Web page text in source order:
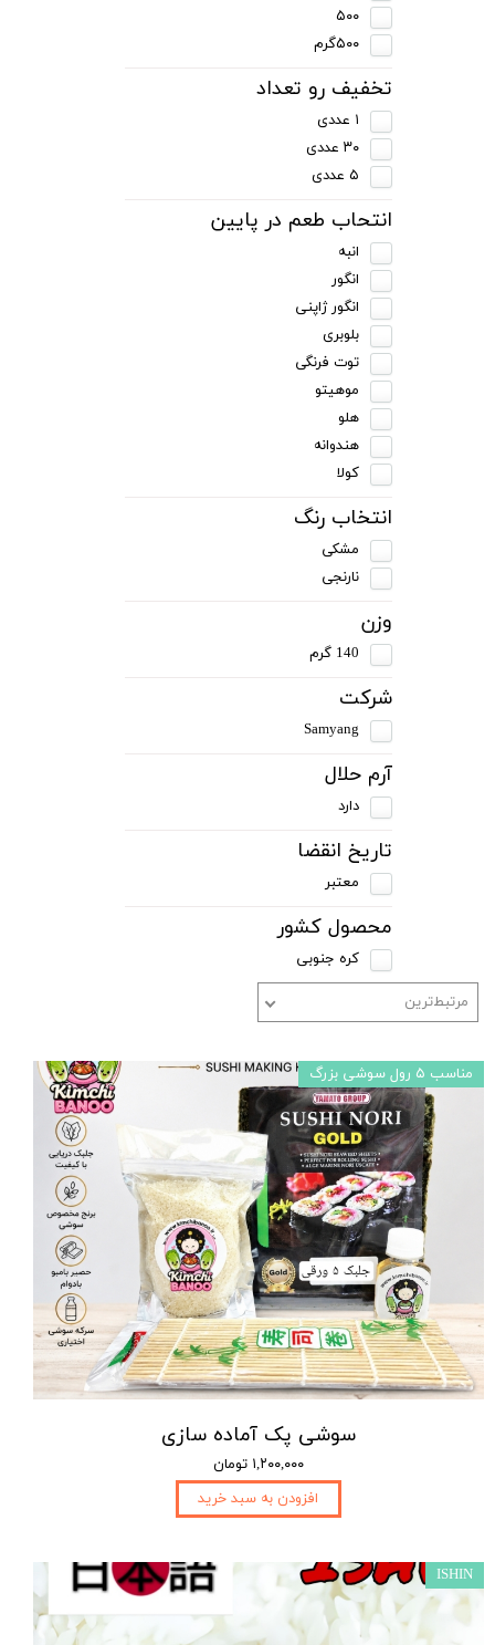
۵۰۰
۵۰۰گرم
تخفیف رو تعداد
۱ عددی
۳۰ عددی
۵ عددی
انتحاب طعم در پایین
انبه
انگور
انگور ژاپنی
بلوبری
توت فرنگی
موهیتو
هلو
هندوانه
کولا
انتخاب رنگ
مشکی
نارنجی
وزن
140 گرم
شرکت
Samyang
آرم حلال
دارد
تاریخ انقضا
معتبر
محصول کشور
کره جنوبی
مرتبط‌ترین
سوشی پک آماده سازی
۱,۲۰۰,۰۰۰ تومان
افزودن به سبد خرید
مناسب ۵ رول سوشی بزرگ
ISHIN